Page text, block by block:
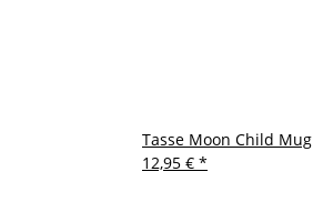
Tasse Moon Child Mug
12,95 € *